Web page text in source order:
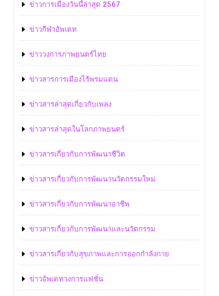
ข่าวการเมืองวันนี้ล่าสุด 2567
ข่าวกีฬาอัพเดท
ข่าววงการภาพยนตร์ไทย
ข่าวสารการเมืองไร้พรมแดน
ข่าวสารล่าสุดเกี่ยวกับเพลง
ข่าวสารล่าสุดในโลกภาพยนตร์
ข่าวสารเกี่ยวกับการพัฒนาชีวิต
ข่าวสารเกี่ยวกับการพัฒนานวัตกรรมใหม่
ข่าวสารเกี่ยวกับการพัฒนาอาชีพ
ข่าวสารเกี่ยวกับการพัฒนาและนวัตกรรม
ข่าวสารเกี่ยวกับสุขภาพและการออกกำลังกาย
ข่าวอัพเดทวงการแฟชั่น